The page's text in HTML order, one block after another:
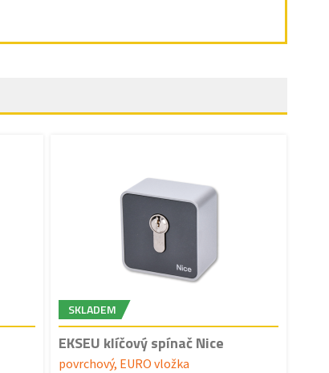
SKLADEM
EKSEU klíčový spínač Nice
povrchový, EURO vložka